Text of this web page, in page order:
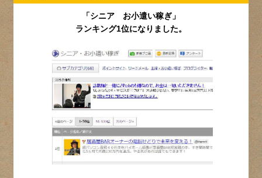
「シニア お小遣い稼ぎ」
ランキング1位になりました。